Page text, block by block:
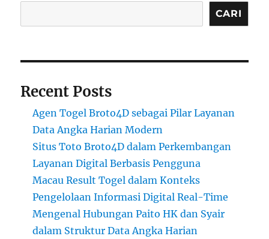
CARI
Recent Posts
Agen Togel Broto4D sebagai Pilar Layanan
Data Angka Harian Modern
Situs Toto Broto4D dalam Perkembangan
Layanan Digital Berbasis Pengguna
Macau Result Togel dalam Konteks
Pengelolaan Informasi Digital Real-Time
Mengenal Hubungan Paito HK dan Syair
dalam Struktur Data Angka Harian